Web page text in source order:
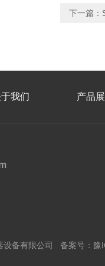
下一篇：
我们 产品
备有限公司 备案号： 豫